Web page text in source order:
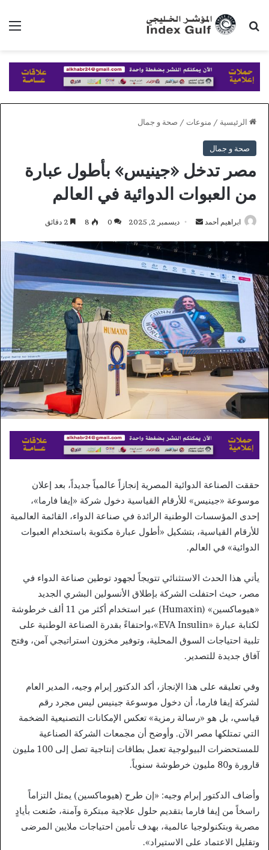
بحث عن
الرئيسية / منوعات / صحة و جمال
صحة و جمال
مصر تدخل «جينيس» بأطول عبارة
من العبوات الدوائية في العالم
ابراهيم أحمد
أرسل
إلكترونيا
ديسمبر 2, 2025 0
8
حققت الصناعة الدوائية المصرية إنجازاً عالمياً جديداً، بعد إعلان
موسوعة «جينيس» للأرقام القياسية دخول شركة «إيفا فارما»،
إحدى المؤسسات الوطنية الرائدة في صناعة الدواء، القائمة العالمية
للأرقام القياسية، بتشكيل «أطول عبارة مكتوبة باستخدام العبوات
الدوائية» في العالم.
يأتي هذا الحدث الاستثنائي تتويجاً لجهود توطين صناعة الدواء في
مصر، حيث احتفلت الشركة بإطلاق الأنسولين البشري الجديد
«هيوماكسين» (Humaxin) عبر استخدام أكثر من 11 ألف خرطوشة
لكتابة عبارة «EVA Insulin»،واحتفاءً بقدرة الصناعة الوطنية على
تلبية احتياجات السوق المحلية، وتوفير مخزون استراتيجي آمن، وفتح
آفاق جديدة للتصدير.
وفي تعليقه على هذا الإنجاز، أكد الدكتور إبرام وجيه، المدير العام
لشركة إيفا فارما، أن دخول موسوعة جينيس ليس مجرد رقم
قياسي، بل هو «رسالة رمزية» تعكس الإمكانات التصنيعية الضخمة
التي تمتلكها مصر الآن. وأوضح أن مجمعات الشركة الصناعية
للمستحضرات البيولوجية تعمل بطاقات إنتاجية تصل إلى 100 مليون
قارورة و80 مليون خرطوشة سنوياً.
وأضاف الدكتور إبرام وجيه: «إن طرح (هيوماكسين) يمثل التزاماً
راسخاً من إيفا فارما بتقديم حلول علاجية مبتكرة وآمنة، صُنعت بأيادٍ
مصرية وبتكنولوجيا عالمية، بهدف تأمين احتياجات ملايين المرضى
وتقليل الاعتماد على الاستيراد».